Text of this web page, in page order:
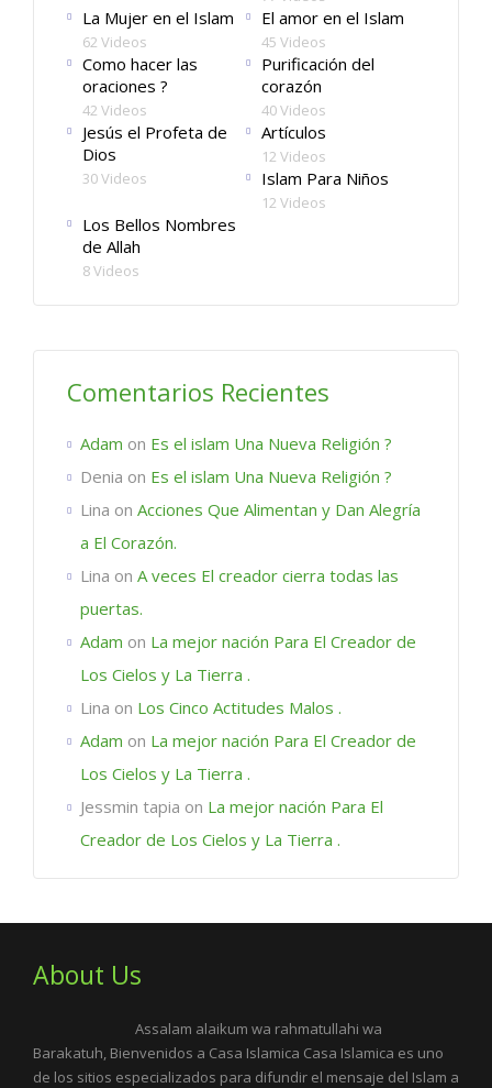
Purificación del corazón
La Mujer en el Islam
62 Videos
El amor en el Islam
45 Videos
Como hacer las
oraciones ?
42 Videos
Purificación del
corazón
40 Videos
Jesús el Profeta de
Dios
30 Videos
Artículos
12 Videos
Islam Para Niños
12 Videos
Los Bellos Nombres
de Allah
8 Videos
Comentarios Recientes
Adam on Es el islam Una Nueva Religión ?
Denia on Es el islam Una Nueva Religión ?
Lina on Acciones Que Alimentan y Dan Alegría
a El Corazón.
Lina on A veces El creador cierra todas las
puertas.
Adam on La mejor nación Para El Creador de
Los Cielos y La Tierra .
Lina on Los Cinco Actitudes Malos .
Adam on La mejor nación Para El Creador de
Los Cielos y La Tierra .
Jessmin tapia on La mejor nación Para El
Creador de Los Cielos y La Tierra .
About Us
Assalam alaikum wa rahmatullahi wa
Barakatuh, Bienvenidos a Casa Islamica Casa Islamica es uno
de los sitios especializados para difundir el mensaje del Islam a